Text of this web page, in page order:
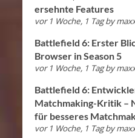
ersehnte Features
vor 1 Woche, 1 Tag by
Battlefield 6: Erster
Browser in Season 5
vor 1 Woche, 1 Tag by
Battlefield 6:
Matchmaking-Kritik –
für besseres
vor 1 Woche, 1 Tag by